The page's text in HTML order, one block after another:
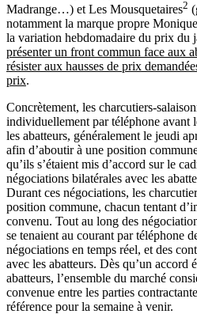
Madrange…) et Les Mousquetaires2
notamment la marque propre
la variation hebdomadaire du prix du
présenter un front commun face aux
résister aux hausses de prix
prix.
Concrètement, les charcutiers-
individuellement par téléphone avant
les abatteurs, généralement le jeudi
afin d’aboutir à une position
qu’ils s’étaient mis d’accord sur le
négociations bilatérales avec les
Durant ces négociations, les
position commune, chacun tentant
convenu. Tout au long des
se tenaient au courant par téléphone
négociations en temps réel, et des
avec les abatteurs. Dès qu’un accord
abatteurs, l’ensemble du marché
convenue entre les parties
référence pour la semaine à venir.